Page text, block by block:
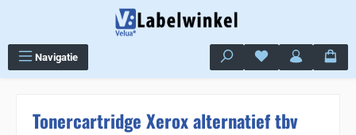
Navigatie Je hebt 0 items op
Tonercartridge Xerox alternatief tbv